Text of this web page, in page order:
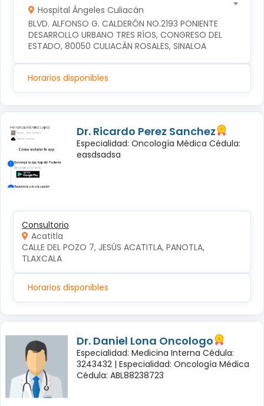
Hospital Ángeles Culiacán
BLVD. ALFONSO G. CALDERÓN NO.2193 PONIENTE
DESARROLLO URBANO TRES RÍOS, CONGRESO DEL
ESTADO, 80050 CULIACÁN ROSALES, SINALOA
Horarios disponibles
Dr. Ricardo Perez Sanchez
Especialidad: Oncología Médica Cédula:
easdsadsa
Consultorio
Acatitla
CALLE DEL POZO 7, JESÚS ACATITLA, PANOTLA,
TLAXCALA
Horarios disponibles
Dr. Daniel Lona Oncologo
Especialidad: Medicina Interna Cédula:
3243432 | Especialidad: Oncología Médica
Cédula: ABL88238723